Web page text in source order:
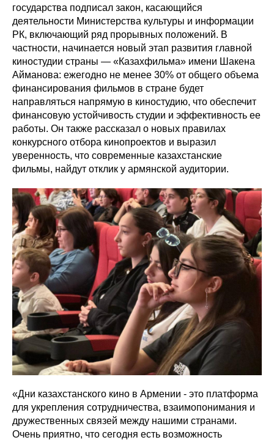
государства подписал закон, касающийся
деятельности Министерства культуры и информации
РК, включающий ряд прорывных положений. В
частности, начинается новый этап развития главной
киностудии страны — «Казахфильма» имени Шакена
Айманова: ежегодно не менее 30% от общего объема
финансирования фильмов в стране будет
направляться напрямую в киностудию, что обеспечит
финансовую устойчивость студии и эффективность ее
работы. Он также рассказал о новых правилах
конкурсного отбора кинопроектов и выразил
уверенность, что современные казахстанские
фильмы, найдут отклик у армянской аудитории.
«Дни казахстанского кино в Армении - это платформа
для укрепления сотрудничества, взаимопонимания и
дружественных связей между нашими странами.
Очень приятно, что сегодня есть возможность